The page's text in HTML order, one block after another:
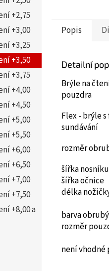
+2,75
+3,00
+3,25
+3,50
+3,75
+4,00
+4,50
+5,00
+5,50
+6,00
+6,50
+7,00
+7,50
+8,00 a
Popis
Detailní
Brýle na
pouzdra
Flex - brýle
sundávání
rozměr
šířka
šířka
délka
barva
rozměr
není